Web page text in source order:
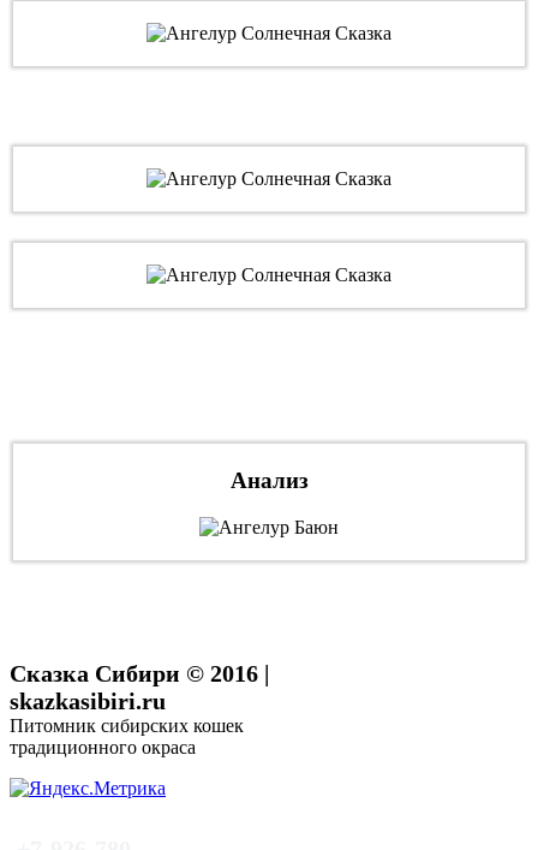
Анализ
Сказка Сибири © 2016 |
skazkasibiri.ru
Питомник сибирских кошек
традиционного окраса